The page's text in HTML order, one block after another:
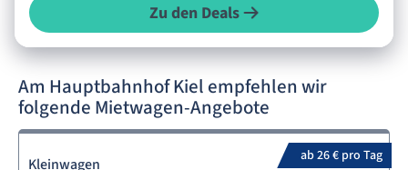
Zu den Deals
Am Hauptbahnhof Kiel empfehlen wir
folgende Mietwagen-Angebote
ab 26 € pro Tag
Kleinwagen